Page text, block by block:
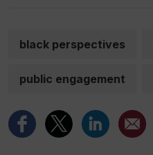
black perspectives
public engagement